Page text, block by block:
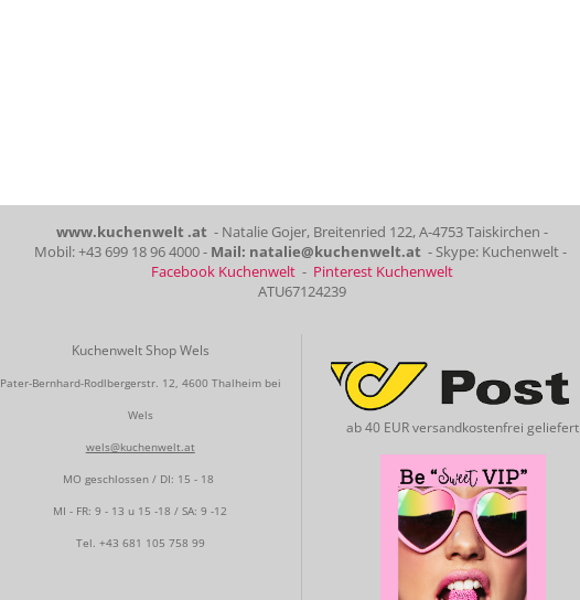
www.kuchenwelt .at - Natalie Gojer, Breitenried 122, A-4753 Taiskirchen -
Mobil: +43 699 18 96 4000 - Mail: natalie@kuchenwelt.at - Skype: Kuchenwelt -
Facebook Kuchenwelt - Pinterest Kuchenwelt
ATU67124239
Kuchenwelt Shop Wels
Pater-Bernhard-Rodlbergerstr. 12, 4600 Thalheim bei
Wels
wels@kuchenwelt.at
MO geschlossen / DI: 15 - 18
MI - FR: 9 - 13 u 15 -18 / SA: 9 -12
Tel. +43 681 105 758 99
ab 40 EUR versandkostenfrei geliefert